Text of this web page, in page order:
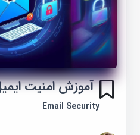
آموزش امنیت ایمیل
Email Security